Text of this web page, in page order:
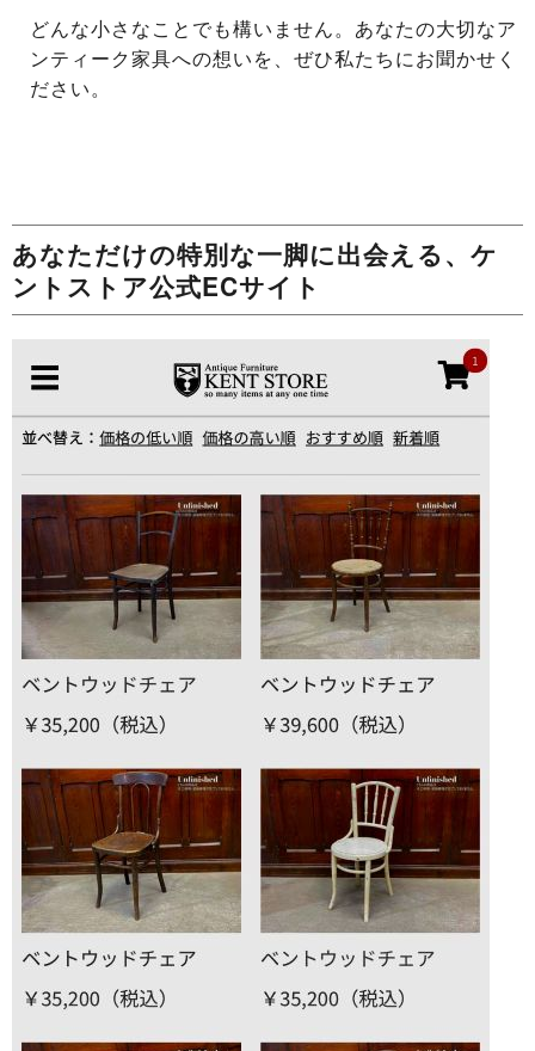
どんな小さなことでも構いません。あなたの大切なア
ンティーク家具への想いを、ぜひ私たちにお聞かせく
ださい。
あなただけの特別な一脚に出会える、ケ
ントストア公式ECサイト